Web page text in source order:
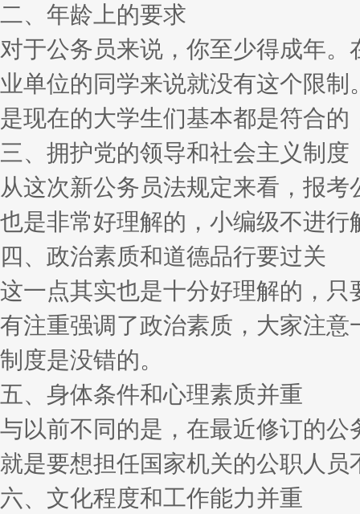
二、年龄上的要求
对于公务员来说，你至少得成年
业单位的同学来说就没有这个限
是现在的大学生们基本都是符合
三、拥护党的领导和社会主义制度
从这次新公务员法规定来看，报
也是非常好理解的，小编级不进行
四、政治素质和道德品行要过关
这一点其实也是十分好理解的，
有注重强调了政治素质，大家注
制度是没错的。
五、身体条件和心理素质并重
与以前不同的是，在最近修订的
就是要想担任国家机关的公职人
六、文化程度和工作能力并重